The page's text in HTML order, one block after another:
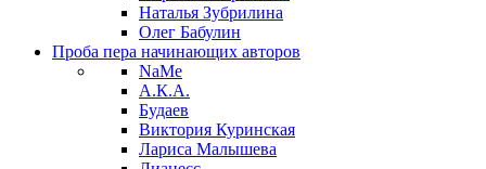
Наталья Зубрилина
Олег Бабулин
Проба пера начинающих авторов
NaMe
А.К.А.
Будаев
Виктория Куринская
Лариса Малышева